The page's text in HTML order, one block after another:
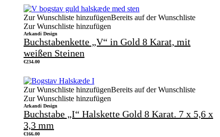
Zur Wunschliste hinzufügenBereits auf der Wunschliste
Zur Wunschliste hinzufügen
Arkandi Design
Buchstabenkette „V“ in Gold 8 Karat, mit
weißen Steinen
€234.00
Zur Wunschliste hinzufügenBereits auf der Wunschliste
Zur Wunschliste hinzufügen
Arkandi Design
Buchstabe „I“ Halskette Gold 8 Karat. 7 x 5,6 x
3,3 mm
€166.00